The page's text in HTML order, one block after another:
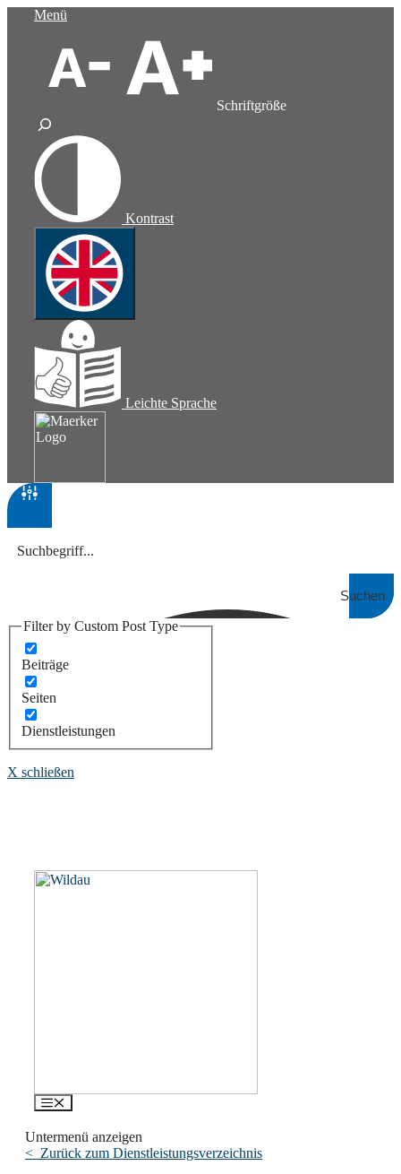
Menü
Schriftgröße
Kontrast
Leichte Sprache
Suchen
Filter by Custom Post Type
Beiträge
Seiten
Dienstleistungen
X schließen
Menü
Untermenü anzeigen
< Zurück zum Dienstleistungsverzeichnis